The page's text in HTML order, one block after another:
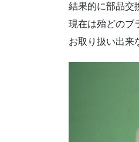
結果的に部品交
現在は殆どのブ
お取り扱い出来